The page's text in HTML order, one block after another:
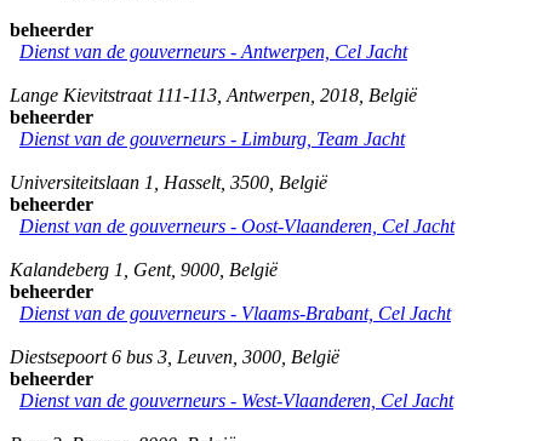
beheerder
Dienst van de gouverneurs - Antwerpen, Cel Jacht
Lange Kievitstraat 111-113 Antwerpen 2018 België
beheerder
Dienst van de gouverneurs - Limburg, Team Jacht
Universiteitslaan 1 Hasselt, 3500 België
beheerder
Dienst van de gouverneurs - Oost-Vlaanderen, Cel Jacht
Kalandeberg 1 Gent, 9000 België
beheerder
Dienst van de gouverneurs - Vlaams-Brabant, Cel Jacht
Diestsepoort 6 bus 3 Leuven 3000 België
beheerder
Dienst van de gouverneurs - West-Vlaanderen, Cel Jacht